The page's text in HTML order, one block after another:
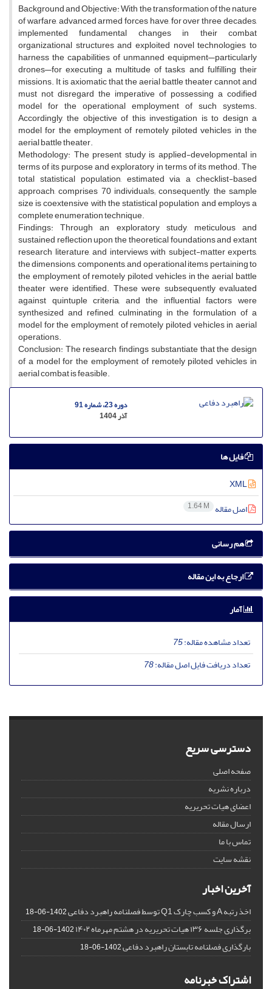
Background and Objective: With the transformation of the nature
of warfare, advanced armed forces have, for over three decades,
implemented fundamental changes in their combat
organizational structures and exploited novel technologies to
harness the capabilities of unmanned equipment—particularly
drones—for executing a multitude of tasks and fulfilling their
missions. It is axiomatic that the aerial battle theater cannot and
must not disregard the imperative of possessing a codified
model for the operational employment of such systems.
Accordingly, the objective of this investigation is to design a
model for the employment of remotely piloted vehicles in the
aerial battle theater.
Methodology: The present study is applied-developmental in
terms of its purpose and exploratory in terms of its method. The
total statistical population, estimated via a checklist-based
approach, comprises 70 individuals; consequently, the sample
size is coextensive with the statistical population and employs a
complete enumeration technique.
Findings: Through an exploratory study, meticulous and
sustained reflection upon the theoretical foundations and extant
research literature, and interviews with subject-matter experts,
the dimensions, components, and operational items pertaining to
the employment of remotely piloted vehicles in the aerial battle
theater were identified. These were subsequently evaluated
against quintuple criteria, and the influential factors were
synthesized and refined, culminating in the formulation of a
model for the employment of remotely piloted vehicles in aerial
operations.
Conclusion: The research findings substantiate that the design
of a model for the employment of remotely piloted vehicles in
aerial combat is feasible.
دوره 23، شماره 91
آذر 1404
فایل ها
اصل مقاله 1.64 M
هم رسانی
ارجاع به این مقاله
آمار
تعداد مشاهده مقاله:75
تعداد دریافت فایل اصل مقاله:78
دسترسی سریع
صفحه اصلی
درباره نشریه
اعضای هیات تحریریه
ارسال مقاله
تماس با ما
نقشه سایت
آخرین اخبار
اخذ رتبه A و کسب چارک Q1 توسط فصلنامه راهبرد دفاعی 1402-06-18
برگذاری جلسه ۱۳۶ هیات تحریریه در هشتم مهرماه ۱۴۰۲ 1402-06-18
بارگذاری فصلنامه تابستان راهبرد دفاعی1402-06-18
اشتراک خبرنامه